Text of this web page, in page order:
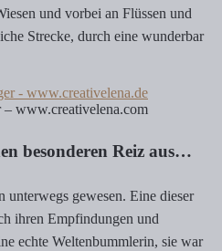
und vorbei an Flüssen und
Strecke, durch eine wunderbar
– www.creativelena.com
besonderen Reiz aus…
gewesen. Eine dieser
ihren Empfindungen und
echte Weltenbummlerin, sie war